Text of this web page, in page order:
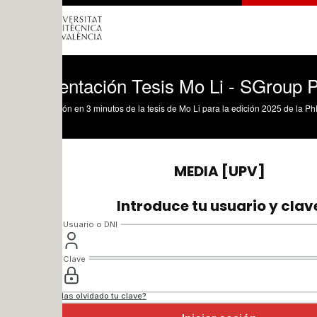
Tesis Mo Li - SGroup PhP Cup
en 3 minutos de la tesis de Mo Li para la edición 2025 de la PhP Cup del